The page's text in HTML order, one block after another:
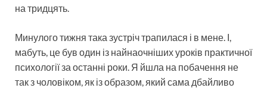
на тридцять.
Минулого тижня така зустріч трапилася і в мене. І,
мабуть, це був один із найнаочніших уроків практичної
психології за останні роки. Я йшла на побачення не
так з чоловіком, як із образом, який сама дбайливо